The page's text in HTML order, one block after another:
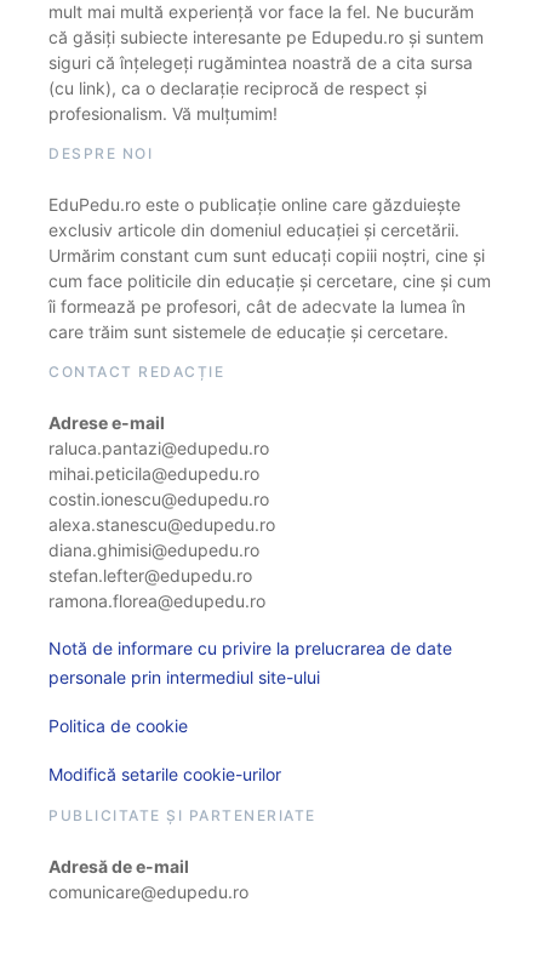
mult mai multă experiență vor face la fel. Ne bucurăm
că găsiți subiecte interesante pe Edupedu.ro și suntem
siguri că înțelegeți rugămintea noastră de a cita sursa
(cu link), ca o declarație reciprocă de respect și
profesionalism. Vă mulțumim!
DESPRE NOI
EduPedu.ro este o publicație online care găzduiește
exclusiv articole din domeniul educației și cercetării.
Urmărim constant cum sunt educați copiii noștri, cine și
cum face politicile din educație și cercetare, cine și cum
îi formează pe profesori, cât de adecvate la lumea în
care trăim sunt sistemele de educație și cercetare.
CONTACT REDACȚIE
Adrese e-mail
raluca.pantazi@edupedu.ro
mihai.peticila@edupedu.ro
costin.ionescu@edupedu.ro
alexa.stanescu@edupedu.ro
diana.ghimisi@edupedu.ro
stefan.lefter@edupedu.ro
ramona.florea@edupedu.ro
Notă de informare cu privire la prelucrarea de date
personale prin intermediul site-ului
Politica de cookie
Modifică setarile cookie-urilor
PUBLICITATE ȘI PARTENERIATE
Adresă de e-mail
comunicare@edupedu.ro